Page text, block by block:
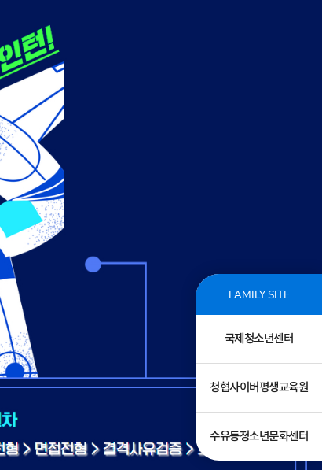
FAMILY SITE
국제청소년센터
청협사이버평생교육원
수유동청소년문화센터